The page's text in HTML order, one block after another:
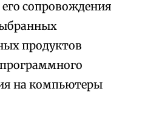
сопровождения
продуктов
на компьютеры